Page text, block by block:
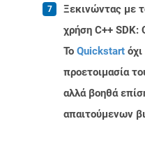
Ξεκινώντας με
χρήση C++ SDK:
Το Quickstart
προετοιμασία
αλλά βοηθά
απαιτούμενων